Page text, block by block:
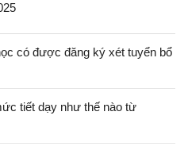
có được đăng ký xét tuyển bổ
tiết dạy như thế nào từ